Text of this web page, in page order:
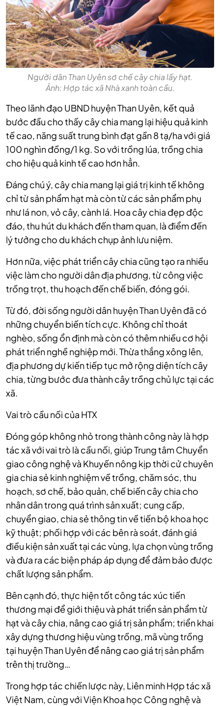
Người dân Than Uyên sơ chế cây chia lấy hạt.
Ảnh: Hợp tác xã Nhà xanh toàn cầu.
Theo lãnh đạo UBND huyện Than Uyên, kết quả
bước đầu cho thấy cây chia mang lại hiệu quả kinh
tế cao, năng suất trung bình đạt gần 8 tạ/ha với giá
100 nghìn đồng/1 kg. So với trồng lúa, trồng chia
cho hiệu quả kinh tế cao hơn hẳn.
Đáng chú ý, cây chia mang lại giá trị kinh tế không
chỉ từ sản phẩm hạt mà còn từ các sản phẩm phụ
như lá non, vỏ cây, cành lá. Hoa cây chia đẹp độc
đáo, thu hút du khách đến tham quan, là điểm đến
lý tưởng cho du khách chụp ảnh lưu niệm.
Hơn nữa, việc phát triển cây chia cũng tạo ra nhiều
việc làm cho người dân địa phương, từ công việc
trồng trọt, thu hoạch đến chế biến, đóng gói.
Từ đó, đời sống người dân huyện Than Uyên đã có
những chuyển biến tích cực. Không chỉ thoát
nghèo, sống ổn định mà còn có thêm nhiều cơ hội
phát triển nghề nghiệp mới. Thừa thắng xông lên,
địa phương dự kiến tiếp tục mở rộng diện tích cây
chia, từng bước đưa thành cây trồng chủ lực tại các
xã.
Vai trò cầu nối của HTX
Đóng góp không nhỏ trong thành công này là hợp
tác xã với vai trò là cầu nối, giúp Trung tâm Chuyển
giao công nghệ và Khuyến nông kịp thời cử chuyên
gia chia sẻ kinh nghiệm về trồng, chăm sóc, thu
hoạch, sơ chế, bảo quản, chế biến cây chia cho
nhân dân trong quá trình sản xuất; cung cấp,
chuyển giao, chia sẻ thông tin về tiến bộ khoa học
kỹ thuật; phối hợp với các bên rà soát, đánh giá
điều kiện sản xuất tại các vùng, lựa chọn vùng trồng
và đưa ra các biện pháp áp dụng để đảm bảo được
chất lượng sản phẩm.
Bên cạnh đó, thực hiện tốt công tác xúc tiến
thương mại để giới thiệu và phát triển sản phẩm từ
hạt và cây chia, nâng cao giá trị sản phẩm; triển khai
xây dựng thương hiệu vùng trồng, mã vùng trồng
tại huyện Than Uyên để nâng cao giá trị sản phẩm
trên thị trường…
Trong hợp tác chiến lược này, Liên minh Hợp tác xã
Việt Nam, cùng với Viện Khoa học Công nghệ và